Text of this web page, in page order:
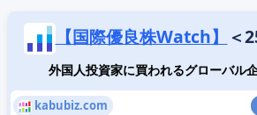
【国際優良株Watch】 ＜
外国人投資家に買われるグローバル
kabubiz.com